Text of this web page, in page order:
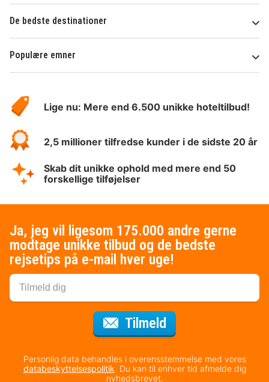
De bedste destinationer
Populære emner
HotelSpecials
Lige nu: Mere end 6.500 unikke hoteltilbud!
2,5 millioner tilfredse kunder i de sidste 20 år
Skab dit unikke ophold med mere end 50
forskellige tilføjelser
Ja, jeg vil ligesom 175.000 andre gerne
modtage unikke tilbud og de bedste
rejsetips på e-mail hver uge!
Tilmeld
Personlig data behandles i overensstemmelse med vores
databeskyttelsespolitik. Du kan til enhver tid afmelde dig
nyhedsbrevet.